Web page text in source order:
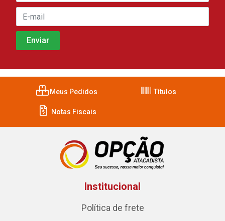
Meus Pedidos Títulos
Notas Fiscais
Institucional
Política de frete